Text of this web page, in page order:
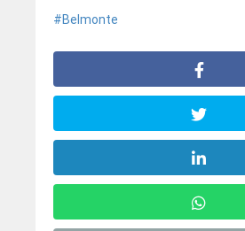
Belmonte